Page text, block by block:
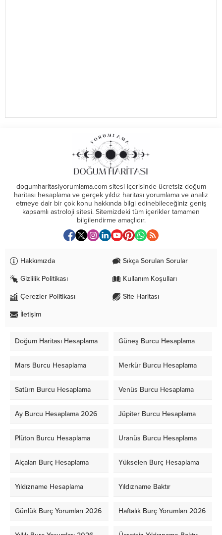
dogumharitasiyorumlama.com sitesi içerisinde ücretsiz doğum
haritası hesaplama ve gerçek yıldız haritası yorumlama ve analiz
etmeye dair bir çok konu hakkında bilgi edinebileceğiniz geniş
kapsamlı astroloji sitesi. Sitemizdeki tüm içerikler tamamen
bilgilendirme amaçlıdır.
Hakkımızda Sıkça Sorulan Sorular
Gizlilik Politikası Kullanım Koşulları
Çerezler Politikası Site Haritası
İletişim
Doğum Haritası Hesaplama Güneş Burcu Hesaplama
Mars Burcu Hesaplama Merkür Burcu Hesaplama
Satürn Burcu Hesaplama Venüs Burcu Hesaplama
Ay Burcu Hesaplama 2026 Jüpiter Burcu Hesaplama
Plüton Burcu Hesaplama Uranüs Burcu Hesaplama
Alçalan Burç Hesaplama Yükselen Burç Hesaplama
Yıldızname Hesaplama Yıldızname Baktır
Günlük Burç Yorumları 2026 Haftalık Burç Yorumları 2026